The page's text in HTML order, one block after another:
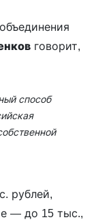
говорит,
способ
рублей,
— до 15 тыс.,